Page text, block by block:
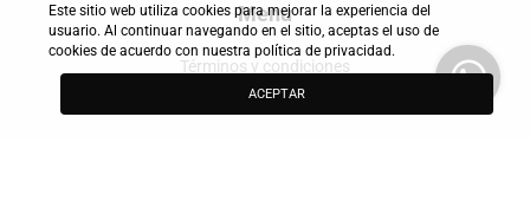
Menu
Términos y condiciones
Política de privacidad
Este sitio web utiliza cookies para mejorar la experiencia del
usuario. Al continuar navegando en el sitio, aceptas el uso de
cookies de acuerdo con nuestra política de privacidad.
ACEPTAR